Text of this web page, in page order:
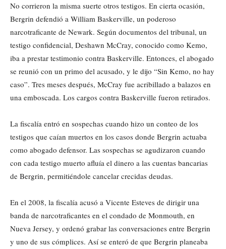
No corrieron la misma suerte otros testigos. En cierta ocasión,
Bergrin defendió a William Baskerville, un poderoso
narcotraficante de Newark. Según documentos del tribunal, un
testigo confidencial, Deshawn McCray, conocido como Kemo,
iba a prestar testimonio contra Baskerville. Entonces, el abogado
se reunió con un primo del acusado, y le dijo “Sin Kemo, no hay
caso”. Tres meses después, McCray fue acribillado a balazos en
una emboscada. Los cargos contra Baskerville fueron retirados.
La fiscalía entró en sospechas cuando hizo un conteo de los
testigos que caían muertos en los casos donde Bergrin actuaba
como abogado defensor. Las sospechas se agudizaron cuando
con cada testigo muerto afluía el dinero a las cuentas bancarias
de Bergrin, permitiéndole cancelar crecidas deudas.
En el 2008, la fiscalía acusó a Vicente Esteves de dirigir una
banda de narcotraficantes en el condado de Monmouth, en
Nueva Jersey, y ordenó grabar las conversaciones entre Bergrin
y uno de sus cómplices. Así se enteró de que Bergrin planeaba